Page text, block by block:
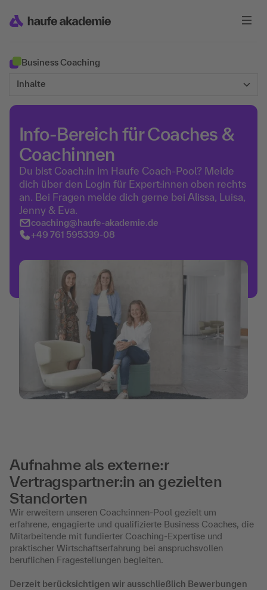
Business Coaching
Inhalte
Info-Bereich für Coaches &
Coachinnen
Du bist Coach:in im Haufe Coach-Pool? Melde
dich über den Login für Expert:innen oben rechts
an. Bei Fragen melde dich gerne bei Alissa, Luisa,
Jenny & Eva.
coaching@haufe-akademie.de
+49 761 595339-08
Aufnahme als externe:r
Vertragspartner:in an gezielten
Standorten
Wir erweitern unseren Coach:innen-Pool gezielt um
erfahrene, engagierte und qualifizierte Business Coaches, die
Mitarbeitende mit fundierter Coaching-Expertise und
praktischer Wirtschaftserfahrung bei anspruchsvollen
beruflichen Fragestellungen begleiten.
Derzeit berücksichtigen wir ausschließlich Bewerbungen